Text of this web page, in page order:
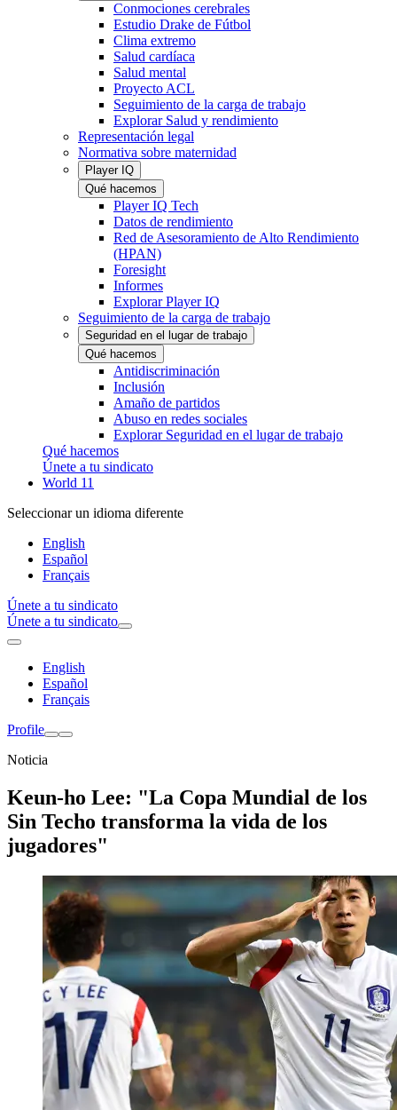
Conmociones cerebrales
Estudio Drake de Fútbol
Clima extremo
Salud cardíaca
Salud mental
Proyecto ACL
Seguimiento de la carga de trabajo
Explorar Salud y rendimiento
Representación legal
Normativa sobre maternidad
Player IQ
Qué hacemos
Player IQ Tech
Datos de rendimiento
Red de Asesoramiento de Alto Rendimiento
(HPAN)
Foresight
Informes
Explorar Player IQ
Seguimiento de la carga de trabajo
Seguridad en el lugar de trabajo
Qué hacemos
Antidiscriminación
Inclusión
Amaño de partidos
Abuso en redes sociales
Explorar Seguridad en el lugar de trabajo
Qué hacemos
Únete a tu sindicato
World 11
Seleccionar un idioma diferente
English
Español
Français
Únete a tu sindicato
Únete a tu sindicato
English
Español
Français
Profile
Noticia
Keun-ho Lee: "La Copa Mundial de los
Sin Techo transforma la vida de los
jugadores"